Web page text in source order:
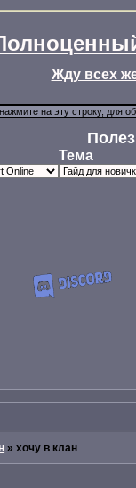
Жду всех
Тема
»хочу в клан